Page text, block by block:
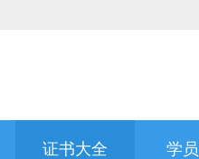
证书大全 学